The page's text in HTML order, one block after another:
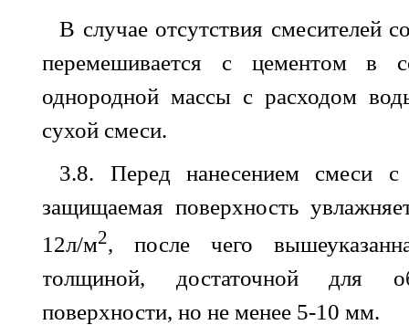
В случае отсутствия смесителей
перемешивается с цементом в
однородной массы с расходом
сухой смеси.
3.8. Перед нанесением смеси
защищаемая поверхность
12л/м2, после чего
толщиной, достаточной для
поверхности, но не менее 5-10 мм.